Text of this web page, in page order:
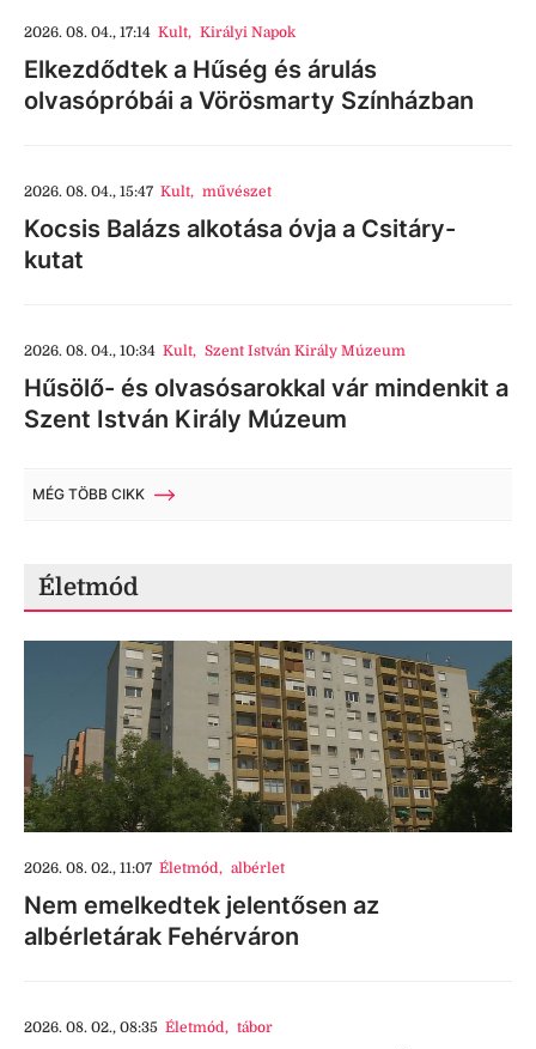
2026. 08. 04., 17:14 Kult, Királyi Napok
Elkezdődtek a Hűség és árulás
olvasópróbái a Vörösmarty Színházban
2026. 08. 04., 15:47 Kult, művészet
Kocsis Balázs alkotása óvja a Csitáry-
kutat
2026. 08. 04., 10:34 Kult, Szent István Király Múzeum
Hűsölő- és olvasósarokkal vár mindenkit a
Szent István Király Múzeum
MÉG TÖBB CIKK
Életmód
2026. 08. 02., 11:07 Életmód, albérlet
Nem emelkedtek jelentősen az
albérletárak Fehérváron
2026. 08. 02., 08:35 Életmód, tábor